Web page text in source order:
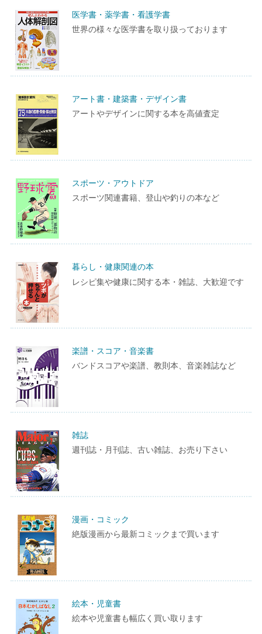
医学書・薬学書・看護学書
世界の様々な医学書を取り扱っております
アート書・建築書・デザイン書
アートやデザインに関する本を高値査定
スポーツ・アウトドア
スポーツ関連書籍、登山や釣りの本など
暮らし・健康関連の本
レシピ集や健康に関する本・雑誌、大歓迎です
楽譜・スコア・音楽書
バンドスコアや楽譜、教則本、音楽雑誌など
雑誌
週刊誌・月刊誌、古い雑誌、お売り下さい
漫画・コミック
絶版漫画から最新コミックまで買います
絵本・児童書
絵本や児童書も幅広く買い取ります